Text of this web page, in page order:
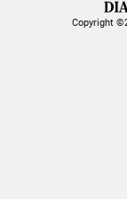
Copyright